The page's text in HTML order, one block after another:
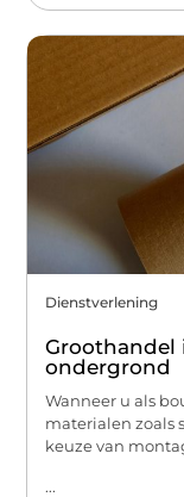
Dienstverlening
Groothandel
ondergrond
Wanneer u als
materialen zoals
keuze van
...